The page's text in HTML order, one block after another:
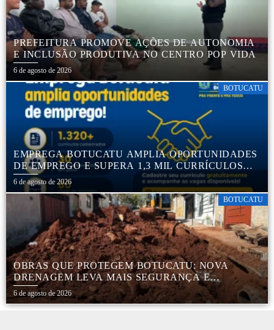
PREFEITURA PROMOVE AÇÕES DE AUTONOMIA
E INCLUSÃO PRODUTIVA NO CENTRO POP VIDA
6 de agosto de 2026
BOTUCATU
EMPREGA BOTUCATU AMPLIA OPORTUNIDADES
DE EMPREGO E SUPERA 1,3 MIL CURRÍCULOS
CADASTRADOS
6 de agosto de 2026
BOTUCATU
OBRAS QUE PROTEGEM BOTUCATU: NOVA
DRENAGEM LEVA MAIS SEGURANÇA E
TRANQUILIDADE AOS MORADORES DA COHAB
5
6 de agosto de 2026